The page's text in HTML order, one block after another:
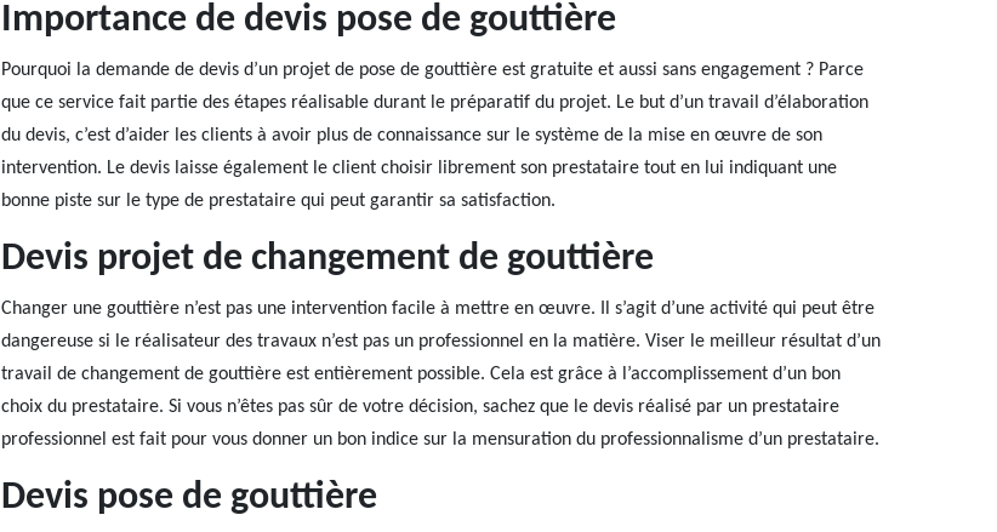
Importance de devis pose de gouttière
Pourquoi la demande de devis d’un projet de pose de gouttière est gratuite et aussi sans engagement ? Parce
que ce service fait partie des étapes réalisable durant le préparatif du projet. Le but d’un travail d’élaboration
du devis, c’est d’aider les clients à avoir plus de connaissance sur le système de la mise en œuvre de son
intervention. Le devis laisse également le client choisir librement son prestataire tout en lui indiquant une
bonne piste sur le type de prestataire qui peut garantir sa satisfaction.
Devis projet de changement de gouttière
Changer une gouttière n’est pas une intervention facile à mettre en œuvre. Il s’agit d’une activité qui peut être
dangereuse si le réalisateur des travaux n’est pas un professionnel en la matière. Viser le meilleur résultat d’un
travail de changement de gouttière est entièrement possible. Cela est grâce à l’accomplissement d’un bon
choix du prestataire. Si vous n’êtes pas sûr de votre décision, sachez que le devis réalisé par un prestataire
professionnel est fait pour vous donner un bon indice sur la mensuration du professionnalisme d’un prestataire.
Devis pose de gouttière